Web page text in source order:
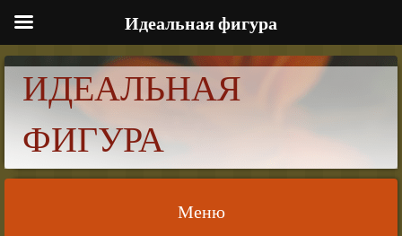
ИДЕАЛЬНАЯ
ФИГУРА
Меню
Идеальная фигура